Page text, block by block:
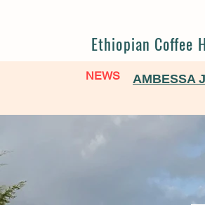
Ethiopian Coffee
NEWS AMBESSA